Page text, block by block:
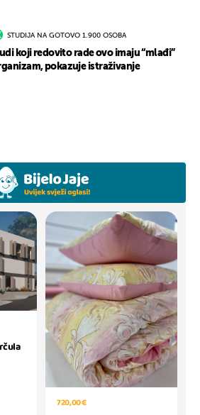
STUDIJA NA GOTOVO 1.900 OSOBA
koji redovito rade ovo imaju “mlađi”
pokazuje istraživanje
720,00 €